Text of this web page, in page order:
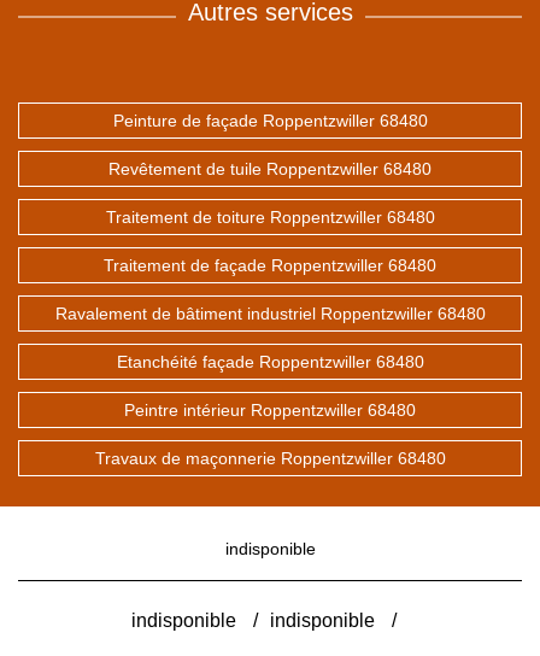
Autres services
Peinture de façade Roppentzwiller 68480
Revêtement de tuile Roppentzwiller 68480
Traitement de toiture Roppentzwiller 68480
Traitement de façade Roppentzwiller 68480
Ravalement de bâtiment industriel Roppentzwiller 68480
Etanchéité façade Roppentzwiller 68480
Peintre intérieur Roppentzwiller 68480
Travaux de maçonnerie Roppentzwiller 68480
indisponible
indisponible / indisponible /